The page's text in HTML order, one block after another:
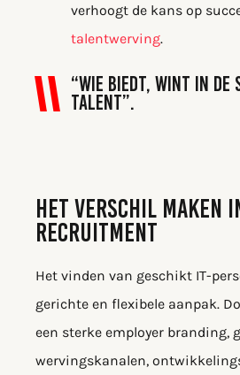
verhoogt de kans op
talentwerving.
“Wie biedt, wint in
talent”.
HET VERSCHIL MAKEN
RECRUITMENT
Het vinden van geschikt IT-
gerichte en flexibele aanpak.
een sterke employer branding,
wervingskanalen,